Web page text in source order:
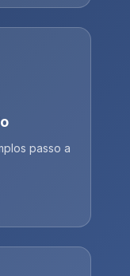
passo a